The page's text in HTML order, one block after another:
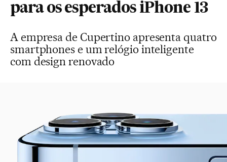
para os esperados iPhone 13
A empresa de Cupertino apresenta quatro
smartphones e um relógio inteligente
com design renovado